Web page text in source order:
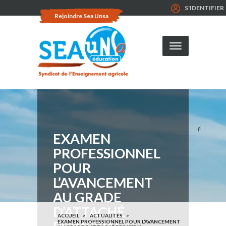
Rejoindre Sea Unsa
S'IDENTIFIER
EXAMEN
PROFESSIONNEL
POUR
L’AVANCEMENT
AU GRADE
D’ATTACHÉ
ACCUEIL
ACTUALITÉS
EXAMEN PROFESSIONNEL POUR L’AVANCEMENT